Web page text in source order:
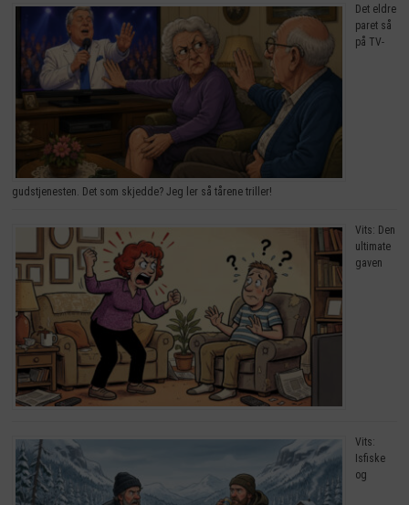
Det eldre
paret så
på TV-
gudstjenesten. Det som skjedde? Jeg ler så tårene triller!
Vits: Den
ultimate
gaven
Vits:
Isfiske
og